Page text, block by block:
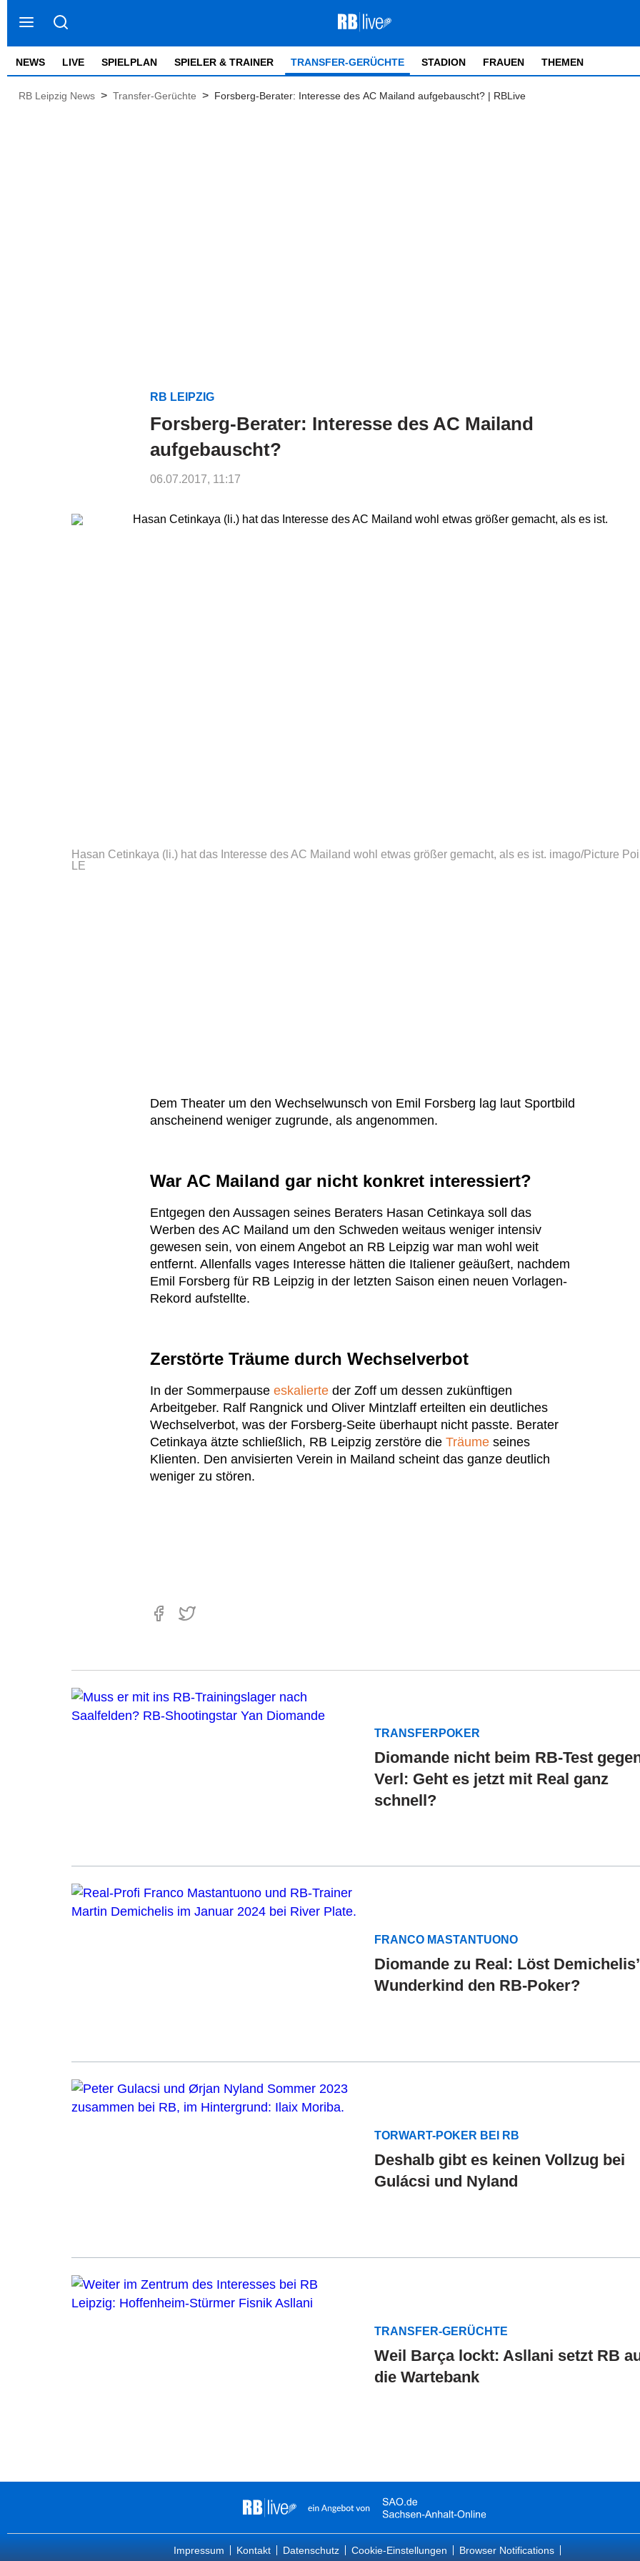
NEWS LIVE SPIELPLAN SPIELER & TRAINER TRANSFER-GERÜCHTE STADION FRAUEN THEMEN
RB Leipzig News > Transfer-Gerüchte > Forsberg-Berater: Interesse des AC Mailand aufgebauscht? | RBLive
RB LEIPZIG
Forsberg-Berater: Interesse des AC Mailand
aufgebauscht?
06.07.2017, 11:17
Hasan Cetinkaya (li.) hat das Interesse des AC Mailand wohl etwas größer gemacht, als es ist. imago/Picture
LE
Dem Theater um den Wechselwunsch von Emil Forsberg lag laut Sportbild
anscheinend weniger zugrunde, als angenommen.
War AC Mailand gar nicht konkret interessiert?
Entgegen den Aussagen seines Beraters Hasan Cetinkaya soll das
Werben des AC Mailand um den Schweden weitaus weniger intensiv
gewesen sein, von einem Angebot an RB Leipzig war man wohl weit
entfernt. Allenfalls vages Interesse hätten die Italiener geäußert, nachdem
Emil Forsberg für RB Leipzig in der letzten Saison einen neuen Vorlagen-
Rekord aufstellte.
Zerstörte Träume durch Wechselverbot
In der Sommerpause eskalierte der Zoff um dessen zukünftigen
Arbeitgeber. Ralf Rangnick und Oliver Mintzlaff erteilten ein deutliches
Wechselverbot, was der Forsberg-Seite überhaupt nicht passte. Berater
Cetinkaya ätzte schließlich, RB Leipzig zerstöre die Träume seines
Klienten. Den anvisierten Verein in Mailand scheint das ganze deutlich
weniger zu stören.
TRANSFERPOKER
Diomande nicht beim RB-Test
Verl: Geht es jetzt mit Real ganz
schnell?
FRANCO MASTANTUONO
Diomande zu Real: Löst Demichelis’
Wunderkind den RB-Poker?
TORWART-POKER BEI RB
Deshalb gibt es keinen Vollzug bei
Gulácsi und Nyland
TRANSFER-GERÜCHTE
Weil Barça lockt: Asllani setzt RB
die Wartebank
Impressum Kontakt Datenschutz Cookie-Einstellungen Browser Notifications